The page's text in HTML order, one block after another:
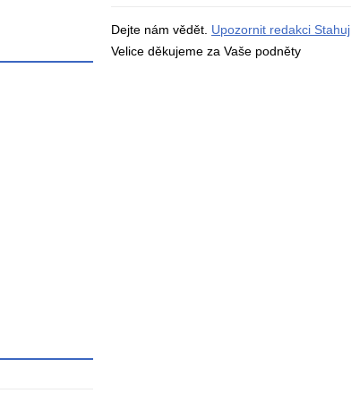
Dejte nám vědět. Upozornit redakci Stahuj
Velice děkujeme za Vaše podněty